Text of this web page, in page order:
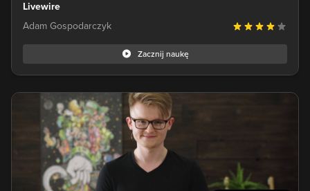
Livewire
Adam Gospodarczyk
Zacznij naukę